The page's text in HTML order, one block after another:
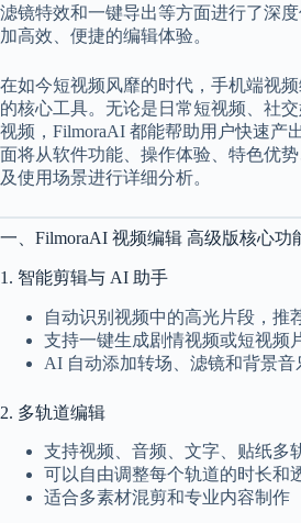
隐
私
策
P
i
c
l
A
d
r
e
滤镜特效和一键导出等方面进行了深
加高效、便捷的编辑体验。
在如今短视频风靡的时代，手机端视
的核心工具。无论是日常短视频、社
视频，FilmoraAI 都能帮助用户快速产
面将从软件功能、操作体验、特色优
及使用场景进行详细分析。
一、FilmoraAI 视频编辑 高级版核心功
1. 智能剪辑与 AI 助手
自动识别视频中的高光片段，推
支持一键生成剧情视频或短视频
AI 自动添加转场、滤镜和背景音
2. 多轨道编辑
支持视频、音频、文字、贴纸多
可以自由调整每个轨道的时长和
适合多素材混剪和专业内容制作